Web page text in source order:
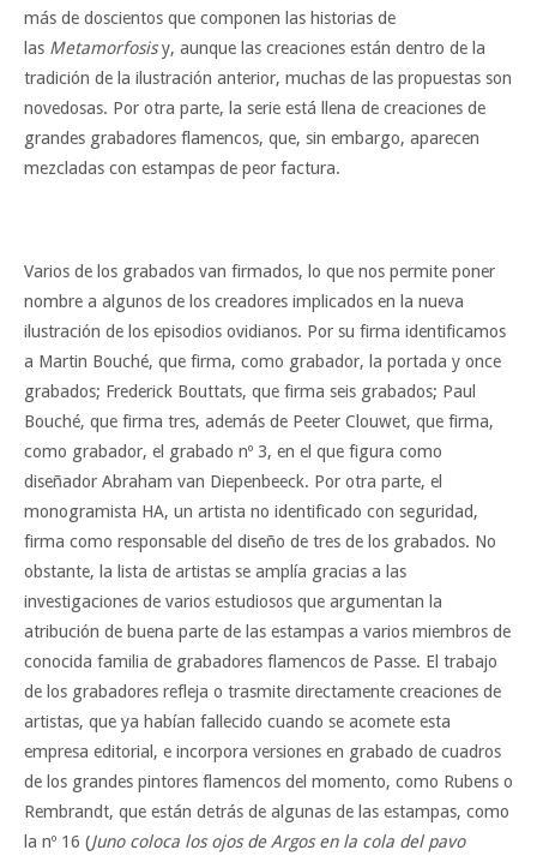
más de doscientos que componen las historias de
las Metamorfosisy, aunque las creaciones están dentro de la
tradición de la ilustración anterior, muchas de las propuestas son
novedosas. Por otra parte, la serie está llena de creaciones de
grandes grabadores flamencos, que, sin embargo, aparecen
mezcladas con estampas de peor factura.
Varios de los grabados van firmados, lo que nos permite poner
nombre a algunos de los creadores implicados en la nueva
ilustración de los episodios ovidianos. Por su firma identificamos
a Martin Bouché, que firma, como grabador, la portada y once
grabados; Frederick Bouttats, que firma seis grabados; Paul
Bouché, que firma tres, además de Peeter Clouwet, que firma,
como grabador, el grabado nº 3, en el que figura como
diseñador Abraham van Diepenbeeck. Por otra parte, el
monogramista HA, un artista no identificado con seguridad,
firma como responsable del diseño de tres de los grabados. No
obstante, la lista de artistas se amplía gracias a las
investigaciones de varios estudiosos que argumentan la
atribución de buena parte de las estampas a varios miembros de
conocida familia de grabadores flamencos de Passe. El trabajo
de los grabadores refleja o trasmite directamente creaciones de
artistas, que ya habían fallecido cuando se acomete esta
empresa editorial, e incorpora versiones en grabado de cuadros
de los grandes pintores flamencos del momento, como Rubens o
Rembrandt, que están detrás de algunas de las estampas, como
la nº 16 (Juno coloca los ojos de Argos en la cola del pavo